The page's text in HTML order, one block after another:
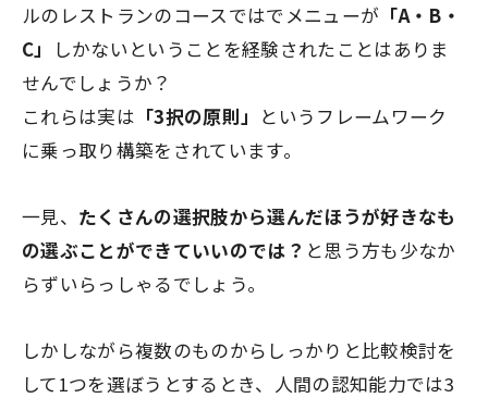
ルのレストランのコースではでメニューが 「A・B・
C」
しかないということを経験されたことはありま
せんでしょうか？
これらは実は 「3択の原則」 というフレームワーク
に乗っ取り構築をされています。
一見、 たくさんの選択肢から選んだほうが好きなも
の選ぶことができていいのでは？ と思う方も少なか
らずいらっしゃるでしょう。
しかしながら複数のものからしっかりと比較検討を
して1つを選ぼうとするとき、人間の認知能力では3